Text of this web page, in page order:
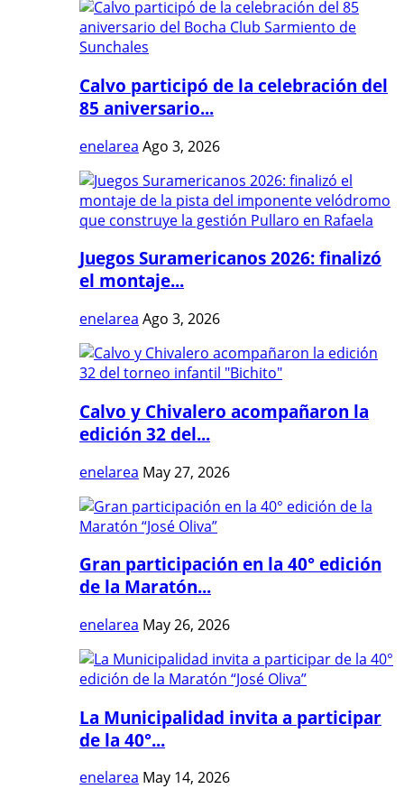
Calvo participó de la celebración del
85 aniversario...
enelarea Ago 3, 2026
Juegos Suramericanos 2026: finalizó
el montaje...
enelarea Ago 3, 2026
Calvo y Chivalero acompañaron la
edición 32 del...
enelarea May 27, 2026
Gran participación en la 40° edición
de la Maratón...
enelarea May 26, 2026
La Municipalidad invita a participar
de la 40°...
enelarea May 14, 2026